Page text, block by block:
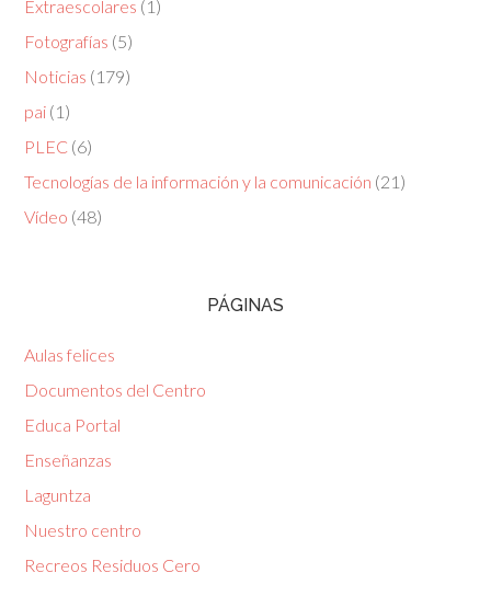
Extraescolares (1)
Fotografías (5)
Noticias (179)
pai (1)
PLEC (6)
Tecnologías de la información y la comunicación (21)
Vídeo (48)
PÁGINAS
Aulas felices
Documentos del Centro
Educa Portal
Enseñanzas
Laguntza
Nuestro centro
Recreos Residuos Cero